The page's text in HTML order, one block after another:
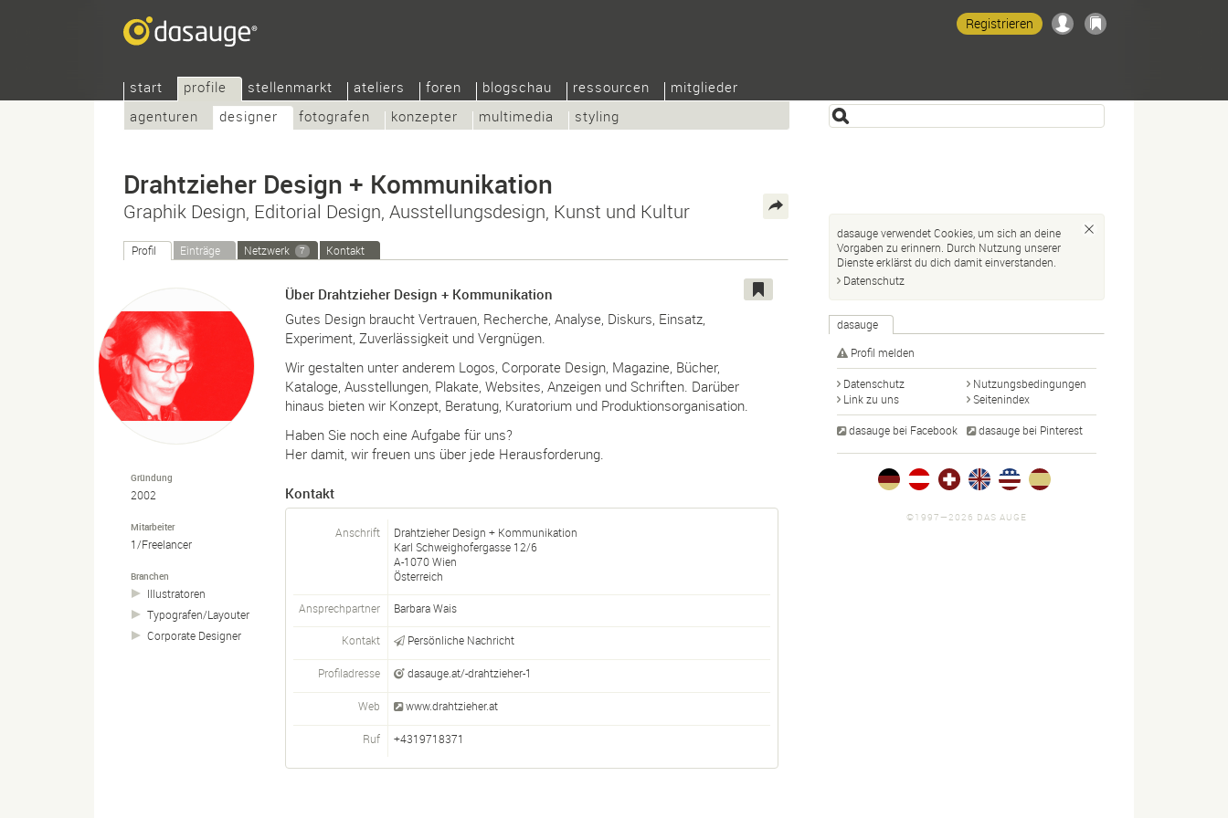
start
profile
agenturen
designer fotografen konzepter multimedia styling
stellenmarkt ateliers foren blogschau ressourcen mitglieder
Registrieren
Drahtzieher Design + Kommunikation
Graphik Design, Editorial Design, Ausstellungsdesign, Kunst und Kultur
Profil Einträge Netzwerk 7 Kontakt
Gründung
2002
Mitarbeiter
1/Freelancer
Branchen
Illustratoren
Typografen/Layouter
Corporate Designer
Über Drahtzieher Design + Kommunikation
Gutes Design braucht Vertrauen, Recherche, Analyse, Diskurs, Einsatz,
Experiment, Zuverlässigkeit und Vergnügen.
Wir gestalten unter anderem Logos, Corporate Design, Magazine, Bücher,
Kataloge, Ausstellungen, Plakate, Websites, Anzeigen und Schriften. Darüber
hinaus bieten wir Konzept, Beratung, Kuratorium und Produktionsorganisation.
Haben Sie noch eine Aufgabe für uns?
Her damit, wir freuen uns über jede Herausforderung.
Kontakt
Anschrift
Drahtzieher Design + Kommunikation
Karl Schweighofergasse 12/6
A-1070Wien
Österreich
Ansprechpartner Barbara Wais
Kontakt Persönliche Nachricht
Profiladresse dasauge.at/-drahtzieher-1
Web www.drahtzieher.at
Ruf +4319718371
dasauge verwendet Cookies, um sich an deine
Vorgaben zu erinnern. Durch Nutzung unserer
Dienste erklärst du dich damit einverstanden.
Datenschutz
dasauge
Profil melden
Datenschutz
Nutzungsbedingungen
Link zu uns
Seitenindex
dasauge bei Facebook dasauge bei Pinterest
©1997—2026 DAS AUGE